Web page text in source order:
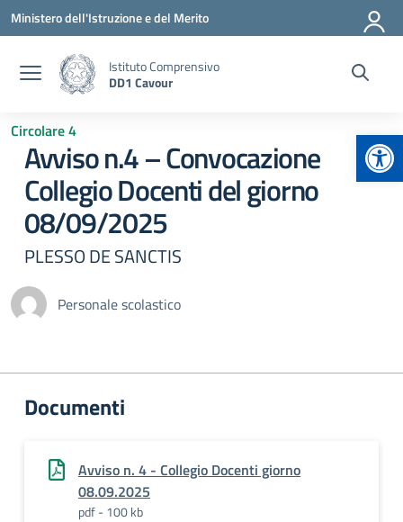
Vai ai contenuti
Vai al menu di navigazione
Vai al footer
Ministero dell'Istruzione e del Merito
Istituto Comprensivo
DD1 Cavour
Circolare 4
Avviso n.4 – Convocazione
Collegio Docenti del giorno
08/09/2025
PLESSO DE SANCTIS
Personale scolastico
Documenti
Avviso n. 4 - Collegio Docenti giorno
08.09.2025
pdf - 100 kb